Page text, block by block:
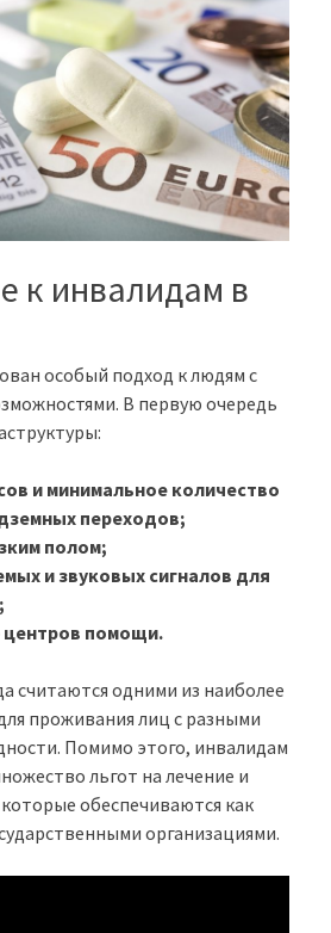
к инвалидам в
особый подход к людям с
В первую очередь
и минимальное количество
переходов;
полом;
и звуковых сигналов для
помощи.
считаются одними из наиболее
проживания лиц с разными
Помимо этого, инвалидам
льгот на лечение и
обеспечиваются как
организациями.